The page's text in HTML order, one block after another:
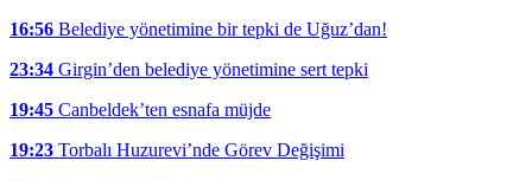
16:56 Belediye yönetimine bir tepki de Uğuz’dan!
23:34 Girgin’den belediye yönetimine sert tepki
19:45 Canbeldek’ten esnafa müjde
19:23 Torbalı Huzurevi’nde Görev Değişimi